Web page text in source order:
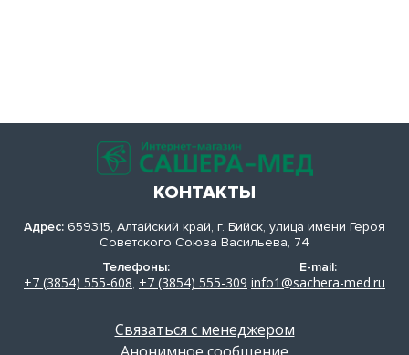
КОНТАКТЫ
Адрес: 659315, Алтайский край, г. Бийск, улица имени Героя
Советского Союза Васильева, 74
Телефоны:
+7 (3854) 555-608, +7 (3854) 555-309
E-mail:
info1@sachera-med.ru
Связаться с менеджером